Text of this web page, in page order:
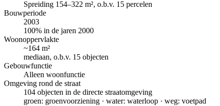
Spreiding 154–322 m², o.b.v. 15 percelen
Bouwperiode
2003
100% in de jaren 2000
Woonoppervlakte
~164 m²
mediaan, o.b.v. 15 objecten
Gebouwfunctie
Alleen woonfunctie
Omgeving rond de straat
104 objecten in de directe straatomgeving
groen: groenvoorziening · water: waterloop · weg: voetpad